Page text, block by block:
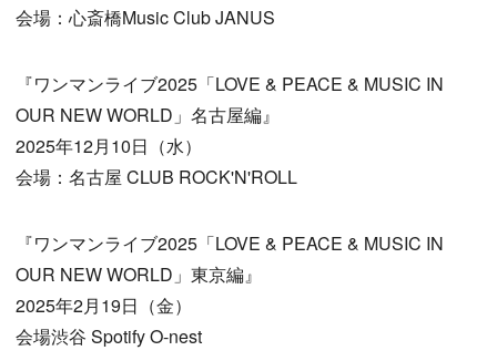
会場：心斎橋Music Club JANUS
『ワンマンライブ2025「LOVE & PEACE & MUSIC IN
OUR NEW WORLD」名古屋編』
2025年12月10日（水）
会場：名古屋 CLUB ROCK'N'ROLL
『ワンマンライブ2025「LOVE & PEACE & MUSIC IN
OUR NEW WORLD」東京編』
2025年2月19日（金）
会場渋谷 Spotify O-nest